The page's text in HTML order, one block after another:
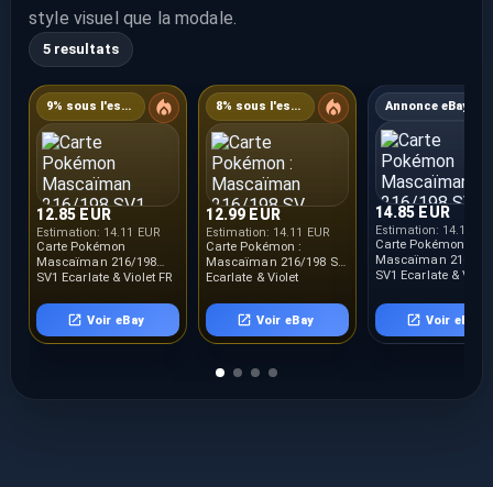
style visuel que la modale.
5 resultats
9% sous l'estimation
12.85 EUR
Estimation: 14.11 EUR
Carte Pokémon
Mascaïman 216/198
SV1 Ecarlate & Violet FR
Voir eBay
8% sous l'estimation
12.99 EUR
Estimation: 14.11 EUR
Carte Pokémon :
Mascaïman 216/198 SV
Ecarlate & Violet
Voir eBay
Annonce eBay
14.85 EUR
Estimation: 14.11
Carte Pokémon
Mascaïman 216/
SV1 Ecarlate &
Voir eBay